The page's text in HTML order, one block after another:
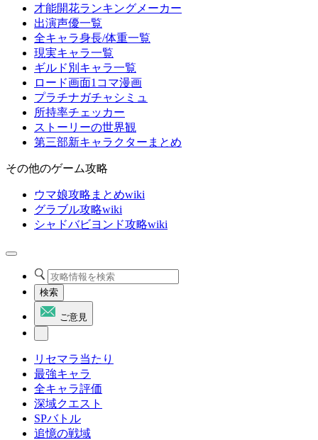
才能開花ランキングメーカー
出演声優一覧
全キャラ身長/体重一覧
現実キャラ一覧
ギルド別キャラ一覧
ロード画面1コマ漫画
プラチナガチャシミュ
所持率チェッカー
ストーリーの世界観
第三部新キャラクターまとめ
その他のゲーム攻略
ウマ娘攻略まとめwiki
グラブル攻略wiki
シャドバビヨンド攻略wiki
検索
ご意見
リセマラ当たり
最強キャラ
全キャラ評価
深域クエスト
SPバトル
追憶の戦域